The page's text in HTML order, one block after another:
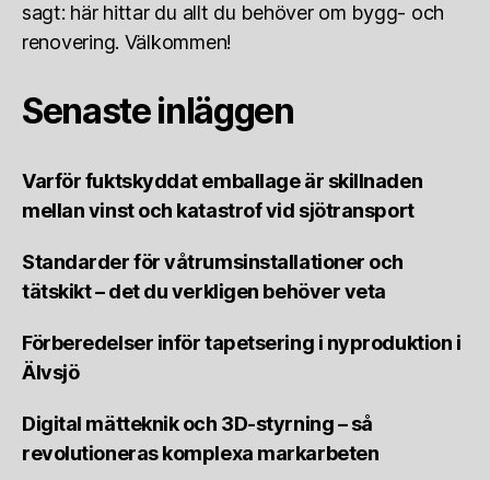
sagt: här hittar du allt du behöver om bygg- och
renovering. Välkommen!
Senaste inläggen
Varför fuktskyddat emballage är skillnaden
mellan vinst och katastrof vid sjötransport
Standarder för våtrumsinstallationer och
tätskikt – det du verkligen behöver veta
Förberedelser inför tapetsering i nyproduktion i
Älvsjö
Digital mätteknik och 3D-styrning – så
revolutioneras komplexa markarbeten